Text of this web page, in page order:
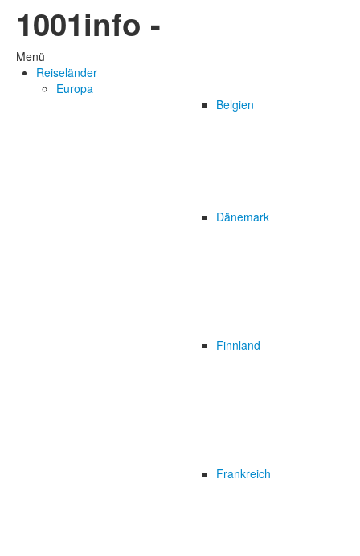
1001info -
Menü
Reiseländer
Europa
Belgien
Dänemark
Finnland
Frankreich